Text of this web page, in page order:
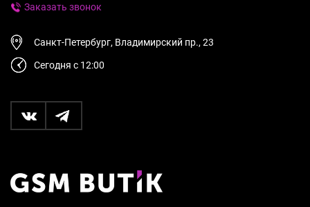
Заказать звонок
Санкт-Петербург, Владимирский пр., 23
Сегодня с 12:00